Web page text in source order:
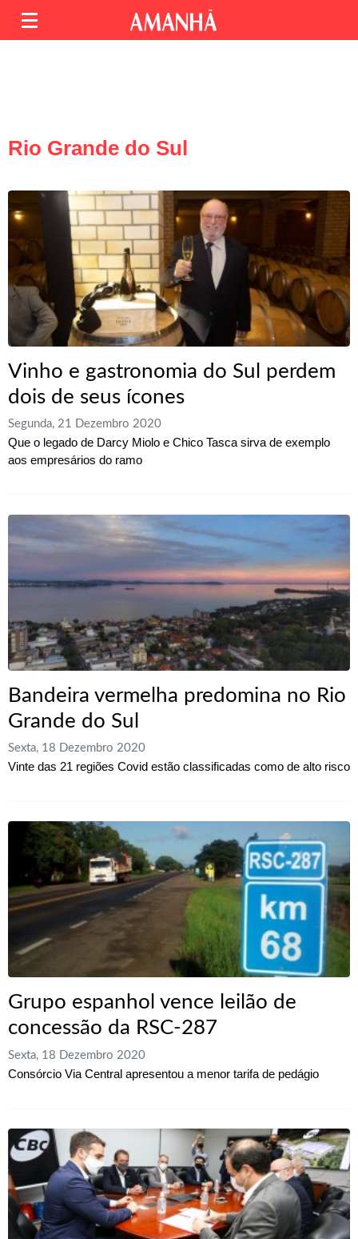
Rio Grande do Sul
Vinho e gastronomia do Sul perdem
dois de seus ícones
Segunda, 21 Dezembro 2020
Que o legado de Darcy Miolo e Chico Tasca sirva de exemplo
aos empresários do ramo
Bandeira vermelha predomina no Rio
Grande do Sul
Sexta, 18 Dezembro 2020
Vinte das 21 regiões Covid estão classificadas como de alto risco
Grupo espanhol vence leilão de
concessão da RSC-287
Sexta, 18 Dezembro 2020
Consórcio Via Central apresentou a menor tarifa de pedágio